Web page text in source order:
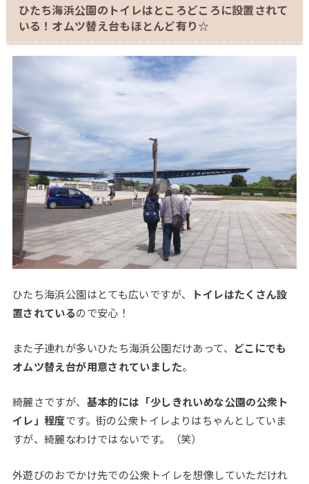
ひたち海浜公園のトイレはところどころに設置されて
いる！オムツ替え台もほとんど有り☆
ひたち海浜公園はとても広いですが、
トイレはたくさん設
置されているので安心！
また子連れが多いひたち海浜公園だけあって、 どこにでも
オムツ替え台が用意されていました。
綺麗さですが、 基本的には「少しきれいめな公園の公衆ト
イレ」程度です。街の公衆トイレよりはちゃんとしていま
すが、綺麗なわけではないです。（笑）
外遊びのおでかけ先での公衆トイレを想像していただけれ